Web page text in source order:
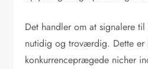
Det handler om at signalere
nutidig og troværdig. Dette er
konkurrenceprægede nicher